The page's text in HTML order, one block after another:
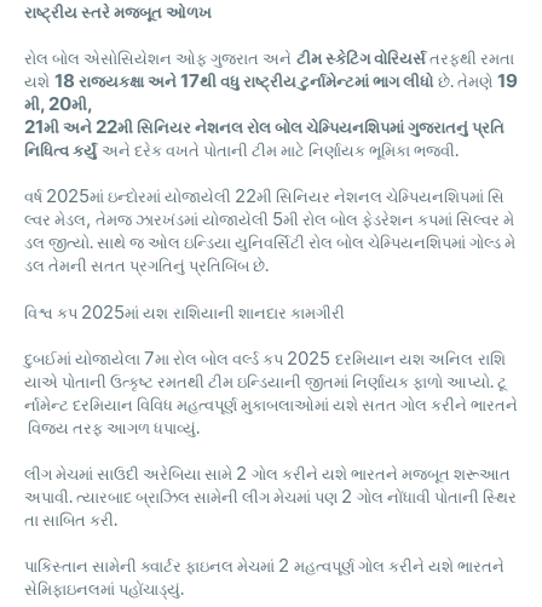
રાષ્ટ્રીયસ્તરેમજબૂતઓળખ
રોલ બોલ એસોસિયેશન ઓફગુજરાત અને ટીમસ્કેટિંગવોરિયર્સતરફથી રમતા
યશે 18 રાજ્યકક્ષાઅને17થીવધુરાષ્ટ્રીયટુર્નામેન્ટમાંભાગલીધો છે.તેમણે 19
મી, 20મી,
21મીઅને 22મી સિનિયરનેશનલરોલબોલચેમ્પિયનશિપમાંગુજરાતનુંપ્રતિ
નિધિત્વકર્યું અને દરેકવખતે પોતાની ટીમમાટે નિર્ણાયકભૂમિકાભજવી.
વર્ષ 2025માંઇન્દોરમાંયોજાયેલી 22મી સિનિયર નેશનલ ચેમ્પિયનશિપમાં સિ
લ્વર મેડલ, તેમજઝારખંડમાંયોજાયેલી 5મી રોલ બોલ ફેડરેશન કપમાં સિલ્વર મે
ડલ જીત્યો.સાથેજ ઓલ ઇન્ડિયાયુનિવર્સિટી રોલ બોલ ચેમ્પિયનશિપમાંગોલ્ડમે
ડલ તેમની સતત પ્રગતિનું પ્રતિબિંબછે.
વિશ્વ કપ 2025માંયશ રાશિયાની શાનદાર કામગીરી
દુબઈમાંયોજાયેલા7મારોલ બોલ વર્લ્ડકપ 2025 દરમિયાન યશ અનિલ રાશિ
યાએ પોતાની ઉત્કૃષ્ટ રમતથી ટીમઇન્ડિયાની જીતમાં નિર્ણાયકફાળો આપ્યો.ટૂ
ર્નામેન્ટ દરમિયાન વિવિધ મહત્વપૂર્ણમુકાબલાઓમાંયશેસતત ગોલ કરીને ભારતને
વિજય તરફ આગળધપાવ્યું.
લીગમેચમાંસાઉદી અરેબિયાસામે 2 ગોલ કરીને યશેભારતને મજબૂત શરૂઆત
અપાવી.ત્યારબાદબ્રાઝિલ સામેની લીગમેચમાંપણ 2 ગોલ નોંધાવી પોતાની સ્થિર
તાસાબિત કરી.
પાકિસ્તાન સામેની ક્વાર્ટર ફાઇનલ મેચમાં 2 મહત્વપૂર્ણગોલ કરીને યશેભારતને
સેમિફાઇનલમાંપહોંચાડ્યું.